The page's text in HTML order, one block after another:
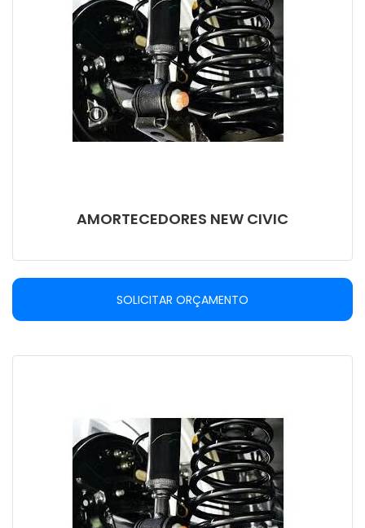
AMORTECEDORES NEW CIVIC
SOLICITAR ORÇAMENTO